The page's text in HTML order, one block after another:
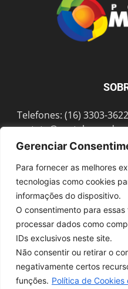
Gerenciar
Para fornecer as melhores
tecnologias como cookies
informações do dispositivo.
O consentimento para
processar dados como
IDs exclusivos neste site.
Não consentir ou retirar o
negativamente certos
funções. Política de
Telefones: (16) 3303-
Sex das 8h às 18h /
© 1997-2022, GRUPO ROBERTO